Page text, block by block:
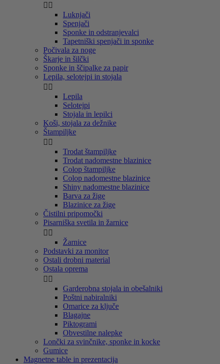
 
Luknjači
Spenjači
Sponke in odstranjevalci
Tapetniški spenjači in sponke
Počivala za noge
Škarje in šilčki
Sponke in ščipalke za papir
Lepila, selotejpi in stojala
 
Lepila
Selotejpi
Stojala in lepilci
Koši, stojala za dežnike
Štampiljke
 
Trodat štampiljke
Trodat nadomestne blazinice
Colop štampiljke
Colop nadomestne blazinice
Shiny nadomestne blazinice
Barva za žige
Blazinice za žige
Čistilni pripomočki
Pisarniška svetila in žarnice
 
Žarnice
Podstavki za monitor
Ostali drobni material
Ostala oprema
 
Garderobna stojala in obešalniki
Poštni nabiralniki
Omarice za ključe
Blagajne
Piktogrami
Obvestilne nalepke
Lončki za svinčnike, sponke in kocke
Gumice
Magnetne table in prezentacija